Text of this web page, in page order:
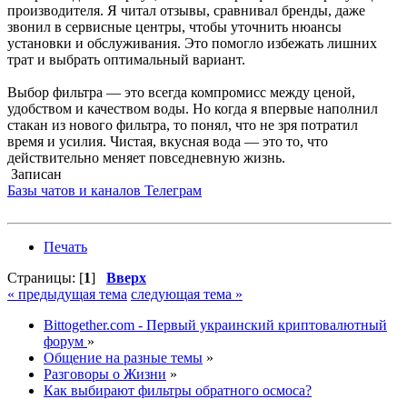
производителя. Я читал отзывы, сравнивал бренды, даже
звонил в сервисные центры, чтобы уточнить нюансы
установки и обслуживания. Это помогло избежать лишних
трат и выбрать оптимальный вариант.
Выбор фильтра — это всегда компромисс между ценой,
удобством и качеством воды. Но когда я впервые наполнил
стакан из нового фильтра, то понял, что не зря потратил
время и усилия. Чистая, вкусная вода — это то, что
действительно меняет повседневную жизнь.
Записан
Базы чатов и каналов Телеграм
Печать
Страницы: [1] Вверх
« предыдущая тема следующая тема »
Bittogether.com - Первый украинский криптовалютный
форум »
Общение на разные темы »
Разговоры о Жизни »
Как выбирают фильтры обратного осмоса?